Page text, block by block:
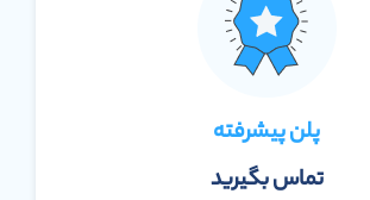
پلن پیشرفته
تماس بگیرید